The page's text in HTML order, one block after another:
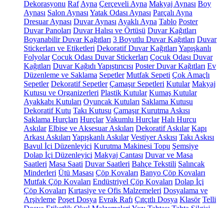
Dekorasyonu Raf Ayna Çerçeveli Ayna Makyaj Aynası Boy
Aynası Salon Aynası Yatak Odası Aynası Parçalı Ayna
Dresuar Aynası Duvar Aynası Ayaklı Ayna Tablo Poster
Duvar Panoları Duvar Halısı ve Örtüsü Duvar Kağıtları
Boyanabilir Duvar Kağıtları 3 Boyutlu Duvar Kağıtları Duvar
Stickerları ve Etiketleri Dekoratif Duvar Kağıtları Yapışkanlı
Folyolar Çocuk Odası Duvar Stickerları Çocuk Odası Duvar
Kağıtları Duvar Kağıdı Yapıştırıcısı Poster Duvar Kağıtları Ev
Düzenleme ve Saklama Sepetler Mutfak Sepeti Çok Amaçlı
Sepetler Dekoratif Sepetler Çamaşır Sepetleri Kutular Makyaj
Kutusu ve Organizerleri Plastik Kutular Kumaş Kutular
Ayakkabı Kutuları Oyuncak Kutuları Saklama Kutusu
Dekoratif Kutu Takı Kutusu Çamaşır Kurutma Askısı
Saklama Hurçları Hurçlar Vakumlu Hurçlar Halı Hurcu
Askılar Elbise ve Aksesuar Askıları Dekoratif Askılar Kapı
Arkası Askıları Yapışkanlı Askılar Vestiyer Askısı Takı Askısı
Bavul İçi Düzenleyici Kurutma Makinesi Topu Şemsiye
Dolap İçi Düzenleyici Makyaj Çantası Duvar ve Masa
Saatleri Masa Saati Duvar Saatleri Bahçe Tekstili Salıncak
Minderleri Ütü Masası Çöp Kovaları Banyo Çöp Kovaları
Mutfak Çöp Kovaları Endüstriyel Çöp Kovaları Dolap İçi
Çöp Kovaları Kırtasiye ve Ofis Malzemeleri Dosyalama ve
Arşivleme Poşet Dosya Evrak Rafı Çıtçıtlı Dosya Klasör Telli